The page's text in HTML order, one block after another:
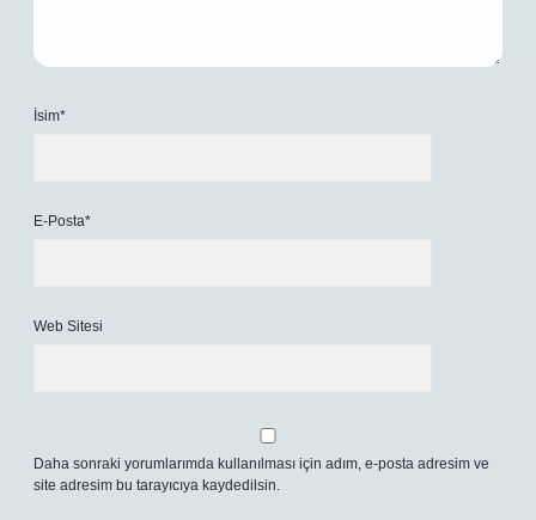
İsim*
E-Posta*
Web Sitesi
Daha sonraki yorumlarımda kullanılması için adım, e-posta adresim ve
site adresim bu tarayıcıya kaydedilsin.